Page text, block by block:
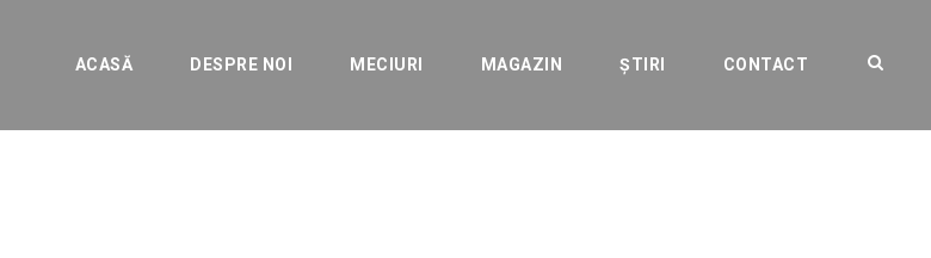
ACASĂ DESPRE NOI MECIURI MAGAZIN ȘTIRI CONTACT
Group a intrat în cel de-al